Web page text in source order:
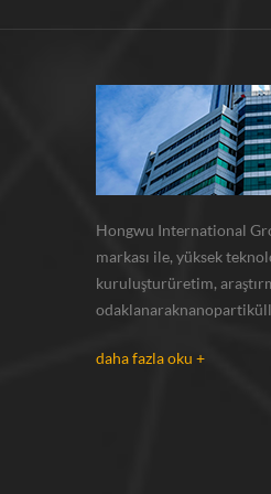
Hongwu International
markası ile, yüksek
kuruluşturüretim,
olarak tedarik xuzhou,
daha fazla oku +